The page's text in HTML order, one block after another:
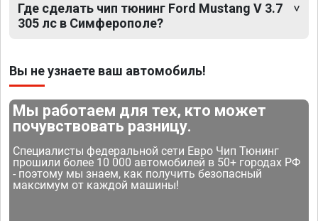
Где сделать чип тюнинг Ford Mustang V 3.7
305 лс в Симферополе?
Вы не узнаете ваш автомобиль!
Мы работаем для тех, кто может
почувствовать разницу.
Специалисты федеральной сети Евро Чип Тюнинг
прошили более 10 000 автомобилей в 50+ городах РФ
- поэтому мы знаем, как получить безопасный
максимум от каждой машины!